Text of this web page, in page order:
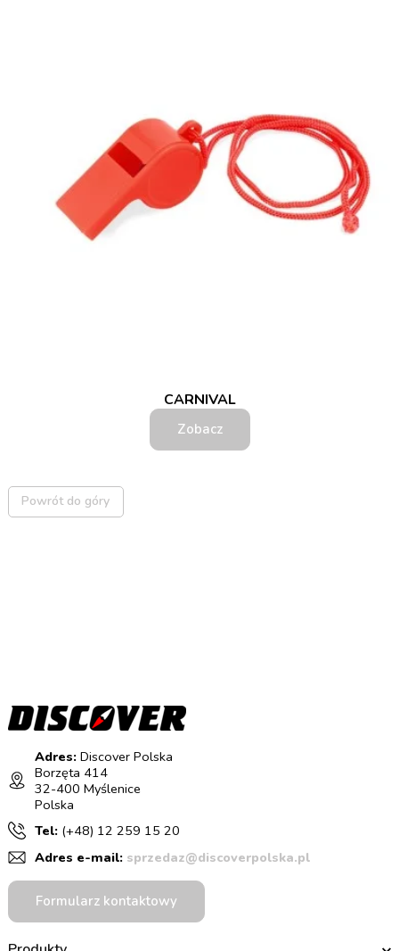
CARNIVAL
Zobacz
Powrót do góry
Adres:Discover Polska
Borzęta 414
32-400 Myślenice
Polska
Tel: (+48) 12 259 15 20
Adres e-mail: sprzedaz@discoverpolska.pl
Formularz kontaktowy